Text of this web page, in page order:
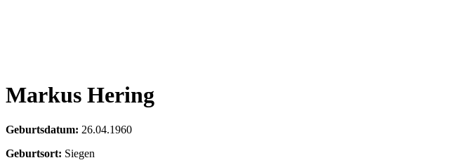
Markus Hering
Geburtsdatum: 26.04.1960
Geburtsort: Siegen